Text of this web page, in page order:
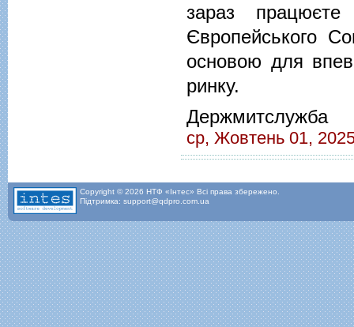
зараз
Європейського
основою для
ринку.
Держмитслужба
ср, Жовтень 01,
Copyright © 2026 НТФ «Інтес» Всі права збережено.
Підтримка: support@qdpro.com.ua